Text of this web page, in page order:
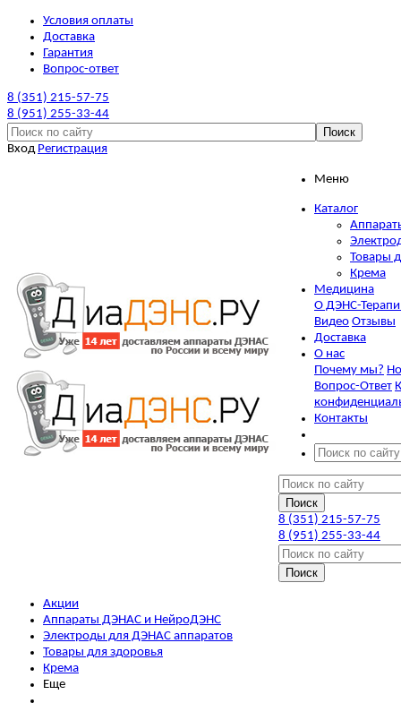
Условия оплаты
Доставка
Гарантия
Вопрос-ответ
8 (351) 215-57-75
8 (951) 255-33-44
Вход Регистрация
Меню
Каталог
Товары
Крема
Медицина
О ДЭНС-
Видео Отзывы
Доставка
О нас
Почему мы?
Вопрос-Ответ
Контакты
8 (351) 215-57-75
8 (951) 255-33-44
Акции
Аппараты ДЭНАС и НейроДЭНС
Электроды для ДЭНАС аппаратов
Товары для здоровья
Крема
Еще